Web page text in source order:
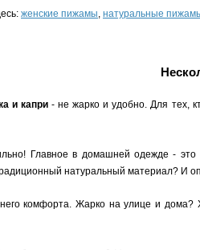
женские пижамы, натуральные
и капри - не жарко и удобно. Для тех,
Главное в домашней одежде -
натуральный материал? И
комфорта. Жарко на улице и дома?